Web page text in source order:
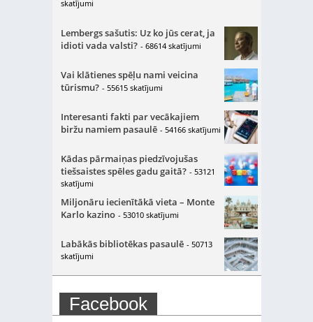
skatījumi
Lembergs sašutis: Uz ko jūs cerat, ja
idioti vada valsti? - 68614 skatījumi
Vai klātienes spēļu nami veicina
tūrismu? - 55615 skatījumi
Interesanti fakti par vecākajiem
biržu namiem pasaulē - 54166 skatījumi
Kādas pārmaiņas piedzīvojušas
tiešsaistes spēles gadu gaitā? - 53121
skatījumi
Miljonāru iecienītākā vieta – Monte
Karlo kazino - 53010 skatījumi
Labākās bibliotēkas pasaulē - 50713
skatījumi
Facebook